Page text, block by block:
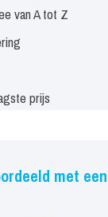
van A tot Z
prijs
met een